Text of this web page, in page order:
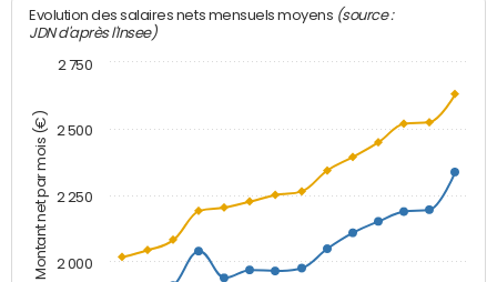
Montant net par mois (€)
Evolution des salaires nets mensuels moyens (source :
JDN d'après l'Insee)
2 000
2 250
2 500
2 750